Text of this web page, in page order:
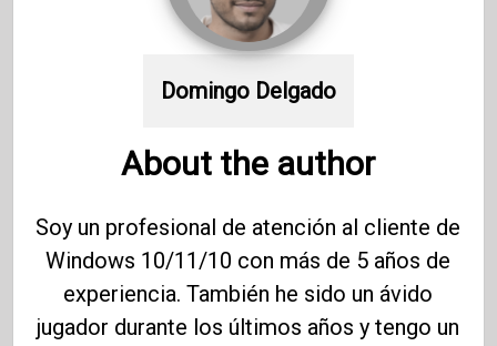
Domingo Delgado
About the author
Soy un profesional de atención al cliente de
Windows 10/11/10 con más de 5 años de
experiencia. También he sido un ávido
jugador durante los últimos años y tengo un